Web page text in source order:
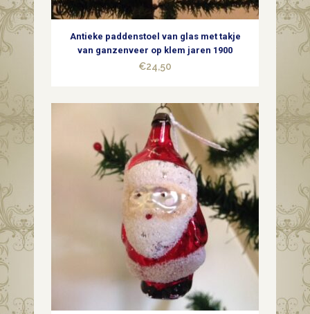
Antieke paddenstoel van glas met takje
van ganzenveer op klem jaren 1900
€24,50